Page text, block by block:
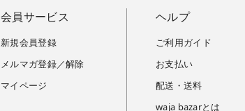
会員サービス
新規会員登録
メルマガ登録／解除
マイページ
ヘルプ
ご利用ガイド
お支払い
配送・送料
waja bazarとは